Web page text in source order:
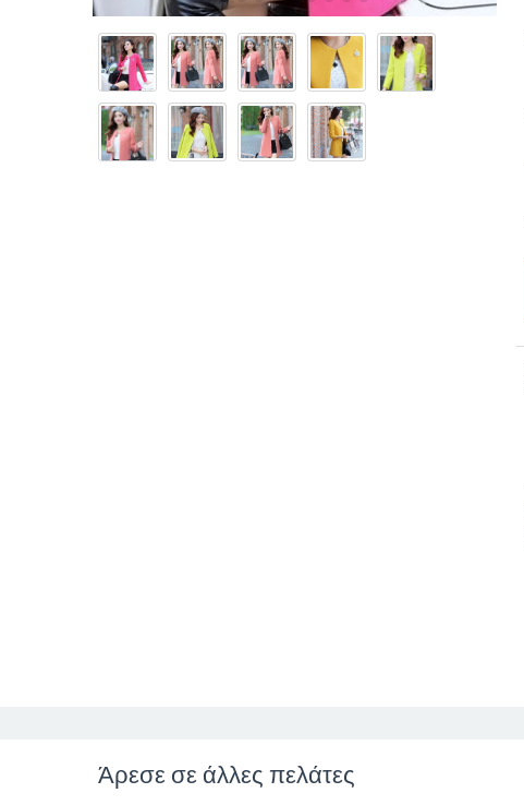
Άρεσε σε άλλες πελάτες